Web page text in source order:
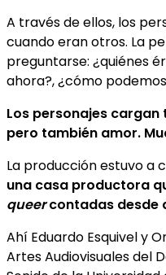
A través de ellos, los
cuando eran otros. La
preguntarse: ¿quiénes
ahora?, ¿cómo
Los personajes
pero también amor.
La producción estuvo a
una casa productora
queercontadas desde
Ahí Eduardo Esquivel y
Artes Audiovisuales del